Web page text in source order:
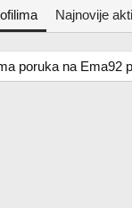
Najnovije
poruka na Ema92